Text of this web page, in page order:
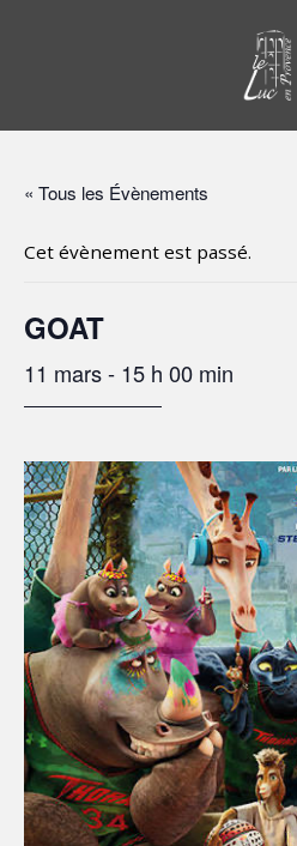
« Tous les Évènements
Cet évènement est passé.
GOAT
11 mars - 15 h 00 min